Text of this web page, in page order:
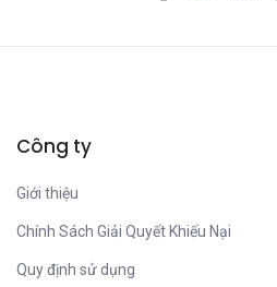
Công ty
Giới thiệu
Chính Sách Giải Quyết Khiếu Nại
Quy định sử dụng